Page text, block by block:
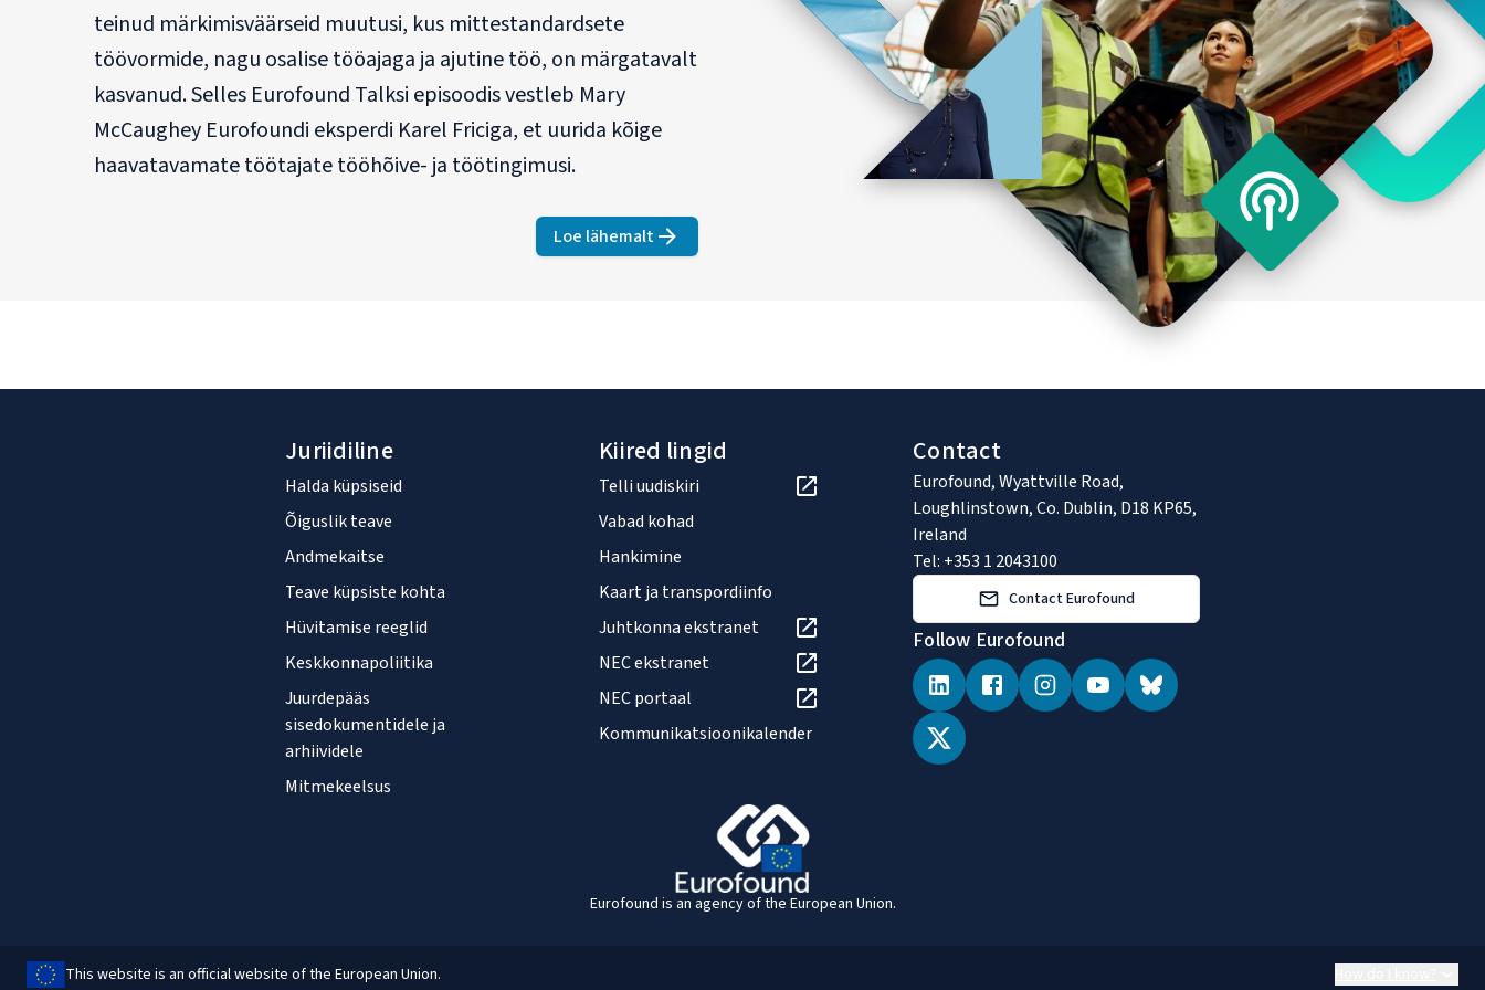
teinud märkimisväärseid muutusi, kus mittestandardsete
töövormide, nagu osalise tööajaga ja ajutine töö, on märgatavalt
kasvanud. Selles Eurofound Talksi episoodis vestleb Mary
McCaughey Eurofoundi eksperdi Karel Friciga, et uurida kõige
haavatavamate töötajate tööhõive- ja töötingimusi.
Loe lähemalt
about Kõige haavatavamate töötajate tööhõive ja töötingimused
Juriidiline
Halda küpsiseid
Õiguslik teave
Andmekaitse
Teave küpsiste kohta
Hüvitamise reeglid
Keskkonnapoliitika
Juurdepääs
sisedokumentidele ja
arhiividele
Mitmekeelsus
Kiired lingid
Telli uudiskiri
Vabad kohad
Hankimine
Kaart ja transpordiinfo
Juhtkonna ekstranet
NEC ekstranet
NEC portaal
Kommunikatsioonikalender
Contact
Eurofound, Wyattville Road,
Loughlinstown, Co. Dublin, D18 KP65,
Ireland
Tel: +353 1 2043100
Contact Eurofound
Follow Eurofound
Eurofound is an agency of the European Union.
This website is an official website of the European Union.